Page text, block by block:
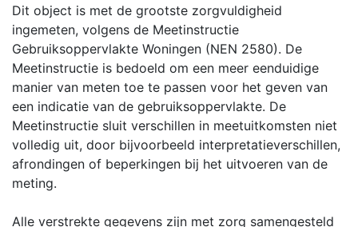
Dit object is met de grootste zorgvuldigheid
ingemeten, volgens de Meetinstructie
Gebruiksoppervlakte Woningen (NEN 2580). De
Meetinstructie is bedoeld om een meer eenduidige
manier van meten toe te passen voor het geven van
een indicatie van de gebruiksoppervlakte. De
Meetinstructie sluit verschillen in meetuitkomsten niet
volledig uit, door bijvoorbeeld interpretatieverschillen,
afrondingen of beperkingen bij het uitvoeren van de
meting.
Alle verstrekte gegevens zijn met zorg samengesteld